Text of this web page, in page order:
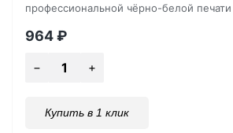
профессиональной чёрно-белой
964₽
Купить в 1 клик